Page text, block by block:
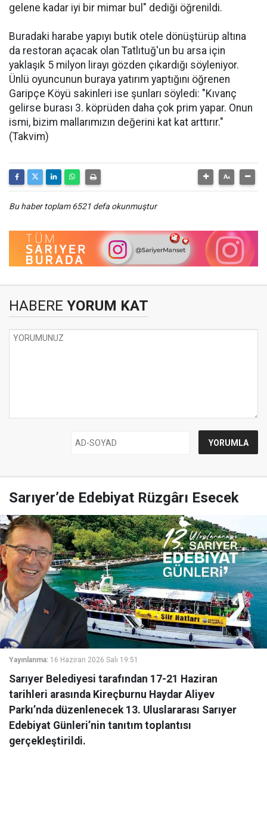
gelene kadar iyi bir mimar bul" dediği öğrenildi.
Buradaki harabe yapıyı butik otele dönüştürüp altına
da restoran açacak olan Tatlıtuğ'un bu arsa için
yaklaşık 5 milyon lirayı gözden çıkardığı söyleniyor.
Ünlü oyuncunun buraya yatırım yaptığını öğrenen
Garipçe Köyü sakinleri ise şunları söyledi: "Kıvanç
gelirse burası 3. köprüden daha çok prim yapar. Onun
ismi, bizim mallarımızın değerini kat kat arttırır."
(Takvim)
Bu haber toplam 6521 defa okunmuştur
HABERE YORUM KAT
Sarıyer’de Edebiyat Rüzgârı Esecek
Yayınlanma: 16 Haziran 2026 Salı 19:51
Sarıyer Belediyesi tarafından 17-21 Haziran
tarihleri arasında Kireçburnu Haydar Aliyev
Parkı’nda düzenlenecek 13. Uluslararası Sarıyer
Edebiyat Günleri’nin tanıtım toplantısı
gerçekleştirildi.